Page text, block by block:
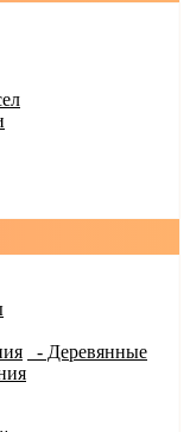
- Деревянные